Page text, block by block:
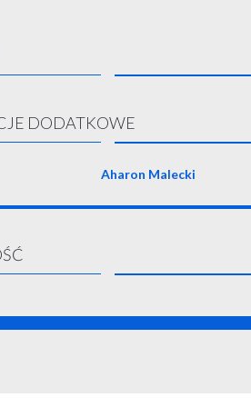
DODATKOWE
Aharon Malecki